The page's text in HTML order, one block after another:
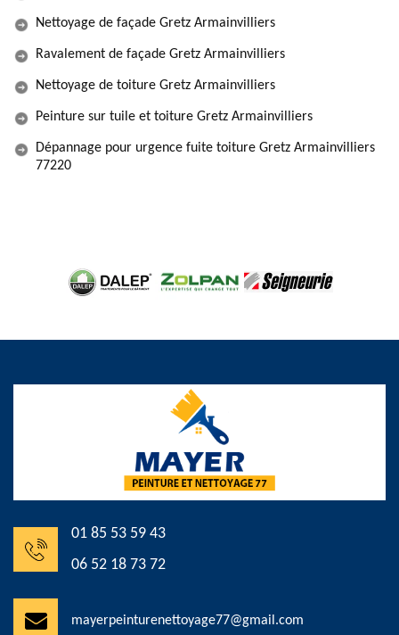
Nettoyage de façade Gretz Armainvilliers
Ravalement de façade Gretz Armainvilliers
Nettoyage de toiture Gretz Armainvilliers
Peinture sur tuile et toiture Gretz Armainvilliers
Dépannage pour urgence fuite toiture Gretz Armainvilliers
77220
01 85 53 59 43
06 52 18 73 72
mayerpeinturenettoyage77@gmail.com